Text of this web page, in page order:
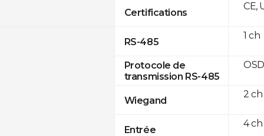
Certifications
RS-485
Protocole de
transmission RS-485
Wiegand
Entrée
CE,
1 ch
2
4 ch